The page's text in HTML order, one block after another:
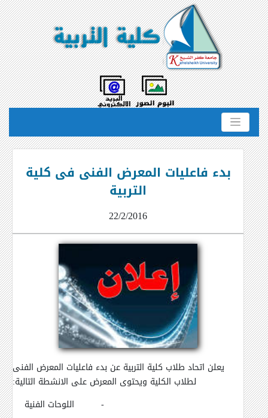
بدء فاعليات المعرض الفنى فى كلية
التربية
22/2/2016
يعلن اتحاد طلاب كلية التربية عن بدء فاعليات المعرض الفنى
لطلاب الكلية ويحتوى المعرض على الانشطة التالية:
-
اللوحات الفنية